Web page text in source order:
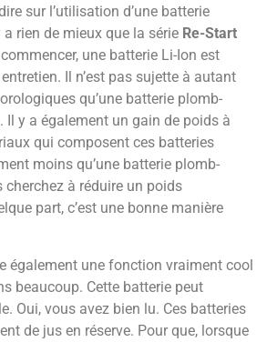
sur l’utilisation d’une batterie
a rien de mieux que la série Re-Start
une batterie Li-Ion est
Il n’est pas sujette à autant
qu’une batterie plomb-
Il y a également un gain de poids à
qui composent ces batteries
moins qu’une batterie plomb-
cherchez à réduire un poids
part, c’est une bonne manière
également une fonction vraiment cool
beaucoup. Cette batterie peut
Oui, vous avez bien lu. Ces batteries
de jus en réserve. Pour que, lorsque